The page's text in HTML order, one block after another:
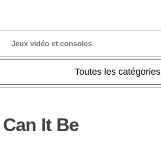
Jeux vidéo et consoles
It Be